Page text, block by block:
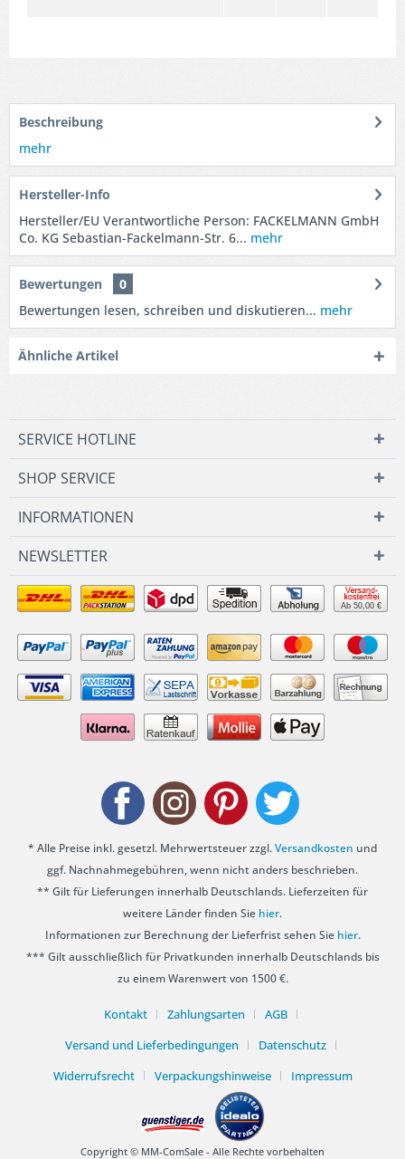
Beschreibung
mehr
Hersteller-Info
Hersteller/EU Verantwortliche Person: FACKELMANN GmbH
Co. KG Sebastian-Fackelmann-Str. 6... mehr
Bewertungen
0
Bewertungen lesen, schreiben und diskutieren... mehr
Ähnliche Artikel
SERVICE HOTLINE
SHOP SERVICE
INFORMATIONEN
NEWSLETTER
Ab 50,00 €
* Alle Preise inkl. gesetzl. Mehrwertsteuer zzgl.Versandkosten und
ggf. Nachnahmegebühren, wenn nicht anders beschrieben.
** Gilt für Lieferungen innerhalb Deutschlands. Lieferzeiten für
weitere Länder finden Sie hier.
Informationen zur Berechnung der Lieferfrist sehen Sie hier.
*** Gilt ausschließlich für Privatkunden innerhalb Deutschlands bis
zu einem Warenwert von 1500 €.
Kontakt Zahlungsarten
AGB
Versand und Lieferbedingungen
Datenschutz
Widerrufsrecht
Verpackungshinweise Impressum
Copyright © MM-ComSale - Alle Rechte vorbehalten